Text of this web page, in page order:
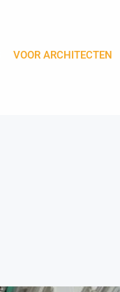
VOOR ARCHITECTEN